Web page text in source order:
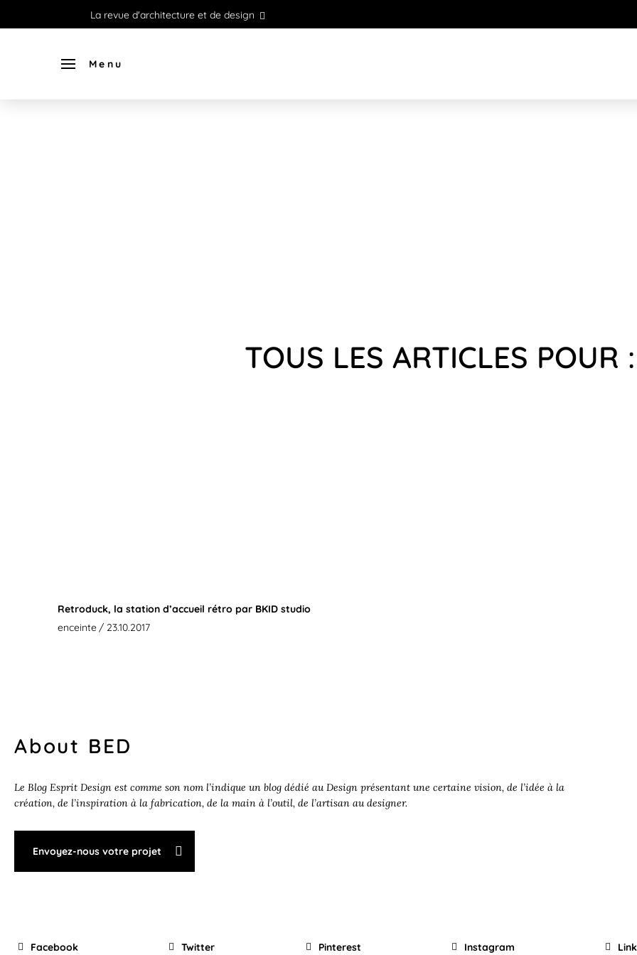
La revue d'architecture et de design
Menu
TOUS LES ARTICLES POUR
Retroduck, la station d’accueil rétro par BKID studio
enceinte / 23.10.2017
About BED
Le Blog Esprit Design est comme son nom l’indique un blog dédié au Design présentant une certaine vision, de l’idée à la
création, de l’inspiration à la fabrication, de la main à l’outil, de l’artisan au designer.
Envoyez-nous votre projet
Facebook Twitter Pinterest Instagram